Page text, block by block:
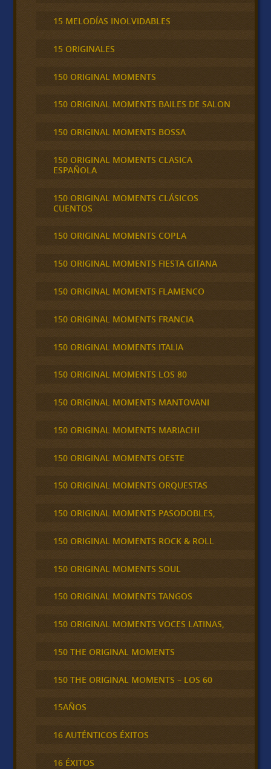
15 MELODÍAS INOLVIDABLES
15 ORIGINALES
150 ORIGINAL MOMENTS
150 ORIGINAL MOMENTS BAILES DE SALON
150 ORIGINAL MOMENTS BOSSA
150 ORIGINAL MOMENTS CLASICA
ESPAÑOLA
150 ORIGINAL MOMENTS CLÁSICOS
CUENTOS
150 ORIGINAL MOMENTS COPLA
150 ORIGINAL MOMENTS FIESTA GITANA
150 ORIGINAL MOMENTS FLAMENCO
150 ORIGINAL MOMENTS FRANCIA
150 ORIGINAL MOMENTS ITALIA
150 ORIGINAL MOMENTS LOS 80
150 ORIGINAL MOMENTS MANTOVANI
150 ORIGINAL MOMENTS MARIACHI
150 ORIGINAL MOMENTS OESTE
150 ORIGINAL MOMENTS ORQUESTAS
150 ORIGINAL MOMENTS PASODOBLES,
150 ORIGINAL MOMENTS ROCK & ROLL
150 ORIGINAL MOMENTS SOUL
150 ORIGINAL MOMENTS TANGOS
150 ORIGINAL MOMENTS VOCES LATINAS,
150 THE ORIGINAL MOMENTS
150 THE ORIGINAL MOMENTS – LOS 60
15AÑOS
16 AUTÉNTICOS ÉXITOS
16 ÉXITOS